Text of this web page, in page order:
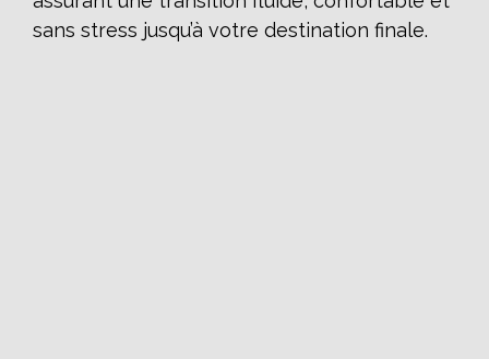
sans stress jusqu’à votre destination finale.